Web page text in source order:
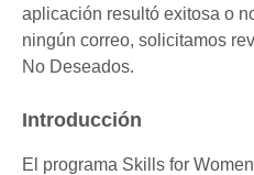
aplicación resultó exitosa o
ningún correo, solicitamos
No Deseados.
Introducción
El programa Skills for